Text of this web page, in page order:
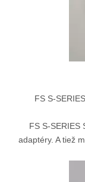
FS S-
FS S-SERIES
adaptéry. A tiež